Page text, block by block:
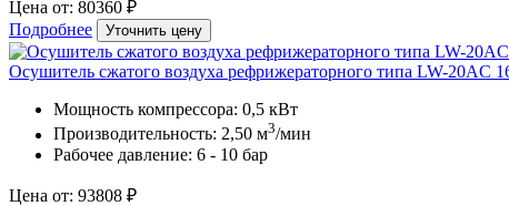
Цена от: 80360 ₽
Подробнее
Уточнить цену
Осушитель сжатого воздуха рефрижераторного типа LW-20AC
Мощность компрессора: 0,5 кВт
Производительность: 2,50 м3/мин
Рабочее давление: 6 - 10 бар
Цена от: 93808 ₽